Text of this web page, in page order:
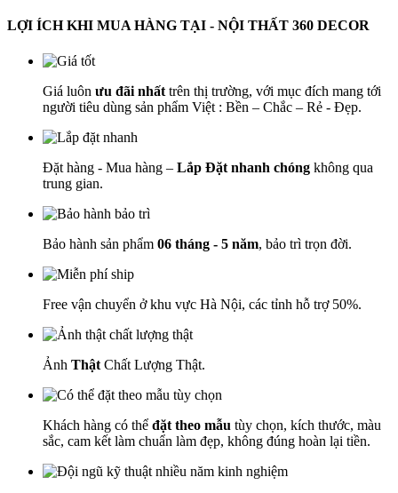
LỢI ÍCH KHI MUA HÀNG TẠI - NỘI THẤT 360 DECOR
Giá luôn ưu đãi nhất trên thị trường, với mục đích mang tới
người tiêu dùng sản phẩm Việt : Bền – Chắc – Rẻ - Đẹp.
Đặt hàng - Mua hàng – Lắp Đặt nhanh chóng không qua
trung gian.
Bảo hành sản phẩm 06 tháng - 5 năm, bảo trì trọn đời.
Free vận chuyển ở khu vực Hà Nội, các tỉnh hỗ trợ 50%.
Ảnh Thật Chất Lượng Thật.
Khách hàng có thể đặt theo mẫu tùy chọn, kích thước, màu
sắc, cam kết làm chuẩn làm đẹp, không đúng hoàn lại tiền.